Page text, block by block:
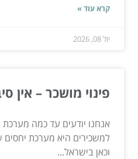
קרא עוד »
יול 08, 2026
פינוי מושכר – אין
אנחנו יודעים עד כמה מערכת
למשכירים היא מערכת
וכאן בישראל...